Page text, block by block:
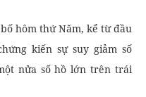
hôm thứ Năm, kể từ đầu
kiến sự suy giảm số
nửa số hồ lớn trên trái